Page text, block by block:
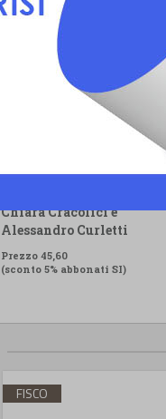
Chiara Cracolici e
Alessandro Curletti
Prezzo 45,60
(sconto 5% abbonati SI)
FISCO